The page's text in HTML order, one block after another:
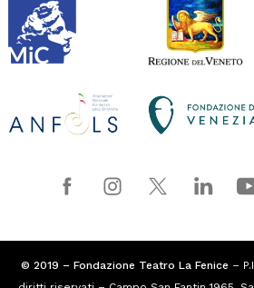
© 2019 – Fondazione Teatro La Fenice –